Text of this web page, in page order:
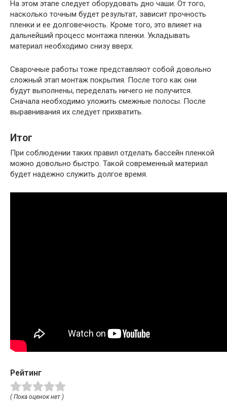
На этом этапе следует оборудовать дно чаши. От того,
насколько точным будет результат, зависит прочность
пленки и ее долговечность. Кроме того, это влияет на
дальнейший процесс монтажа пленки. Укладывать
материал необходимо снизу вверх.
Сварочные работы тоже представляют собой довольно
сложный этап монтаж покрытия. После того как они
будут выполнены, переделать ничего не получится.
Сначала необходимо уложить смежные полосы. После
выравнивания их следует прихватить.
Итог
При соблюдении таких правил отделать бассейн пленкой
можно довольно быстро. Такой современный материал
будет надежно служить долгое время.
Рейтинг
( Пока оценок нет )